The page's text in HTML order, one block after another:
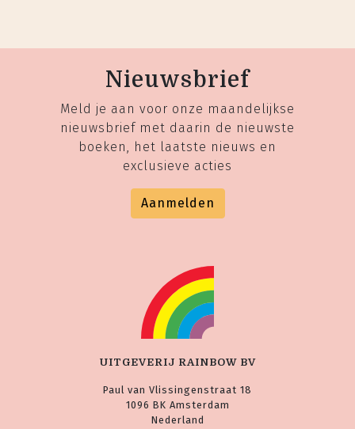
Nieuwsbrief
Meld je aan voor onze maandelijkse
nieuwsbrief met daarin de nieuwste
boeken, het laatste nieuws en
exclusieve acties
Aanmelden
UITGEVERIJ RAINBOW BV
Paul van Vlissingenstraat 18
1096 BK Amsterdam
Nederland